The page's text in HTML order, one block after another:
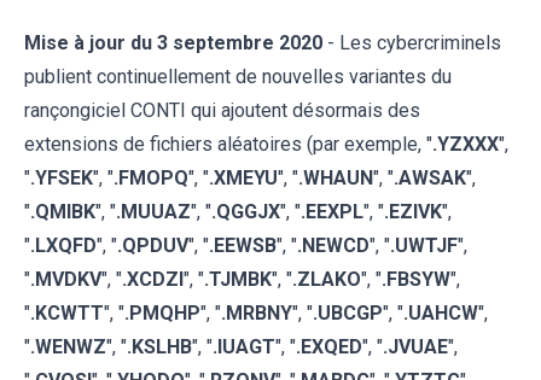
Mise à jour du 3 septembre 2020 - Les cybercriminels
publient continuellement de nouvelles variantes du
rançongiciel CONTI qui ajoutent désormais des
extensions de fichiers aléatoires (par exemple, ".YZXXX",
".YFSEK", ".FMOPQ", ".XMEYU", ".WHAUN", ".AWSAK",
".QMIBK", ".MUUAZ", ".QGGJX", ".EEXPL", ".EZIVK",
".LXQFD", ".QPDUV", ".EEWSB", ".NEWCD", ".UWTJF",
".MVDKV", ".XCDZI", ".TJMBK", ".ZLAKO", ".FBSYW",
".KCWTT", ".PMQHP", ".MRBNY", ".UBCGP", ".UAHCW",
".WENWZ", ".KSLHB", ".IUAGT", ".EXQED", ".JVUAE",